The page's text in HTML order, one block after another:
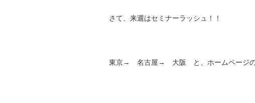
さて、来週はセミナーラッシュ！！
東京→ 名古屋→ 大阪 と、ホームページの